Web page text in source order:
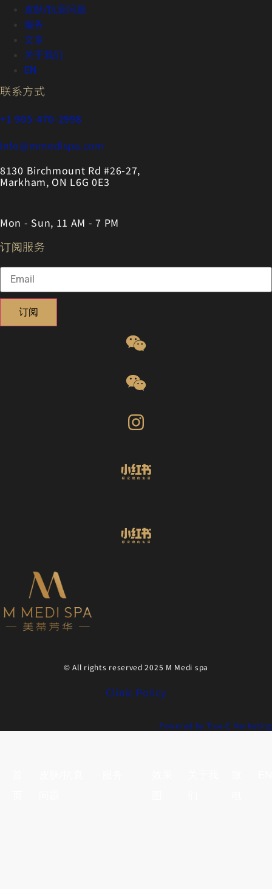
皮肤/抗衰问题
服务
文章
关于我们
EN
联系方式
+1 905-470-2998
info@mmedispa.com
8130 Birchmount Rd #26-27,
Markham, ON L6G 0E3
Mon - Sun, 11 AM - 7 PM
订阅服务
订阅
© All rights reserved 2025 M Medi spa
Clinic Policy
Powered by True-E Marketing